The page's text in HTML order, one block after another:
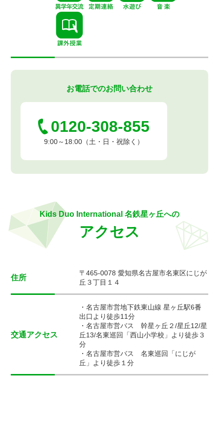
お電話でのお問い合わせ
0120-308-855
9:00～18:00（土・日・祝除く）
Kids Duo International 名鉄星ヶ丘への
アクセス
住所
〒465-0078 愛知県名古屋市名東区にじが
丘３丁目１４
交通アクセス
・名古屋市営地下鉄東山線 星ヶ丘駅6番
出口より徒歩11分
・名古屋市営バス 幹星ヶ丘２/星丘12/星
丘13/名東巡回「西山小学校」より徒歩３
分
・名古屋市営バス 名東巡回「にじが
丘」より徒歩１分